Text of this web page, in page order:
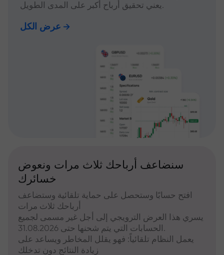
يعني تحقيق أرباح أكبر على المدى الطويل.
عرض الكل
سنضاعف أرباحك ثلاث مرات ونعوض
خسائرك
افتح حسابًا وستحصل على حماية تلقائية وستضاعف
أرباحك ثلاث مرات
يسري هذا العرض الترويجي إلى أجل غير مسمى لجميع
الحسابات التي يتم شحنها حتى 31.08.2026.
يعمل النظام تلقائياً: فهو يقلل المخاطر ويساعد على
زيادة النتائج دون تدخلك